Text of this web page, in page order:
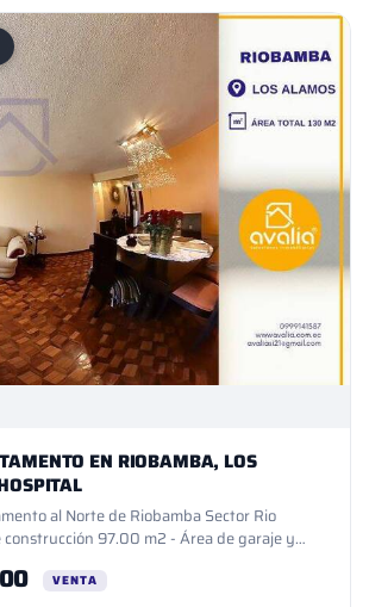
EN RIOBAMBA, LOS
al Norte de Riobamba Sector Rio
construcción 97.00 m2 - Área de garaje y
pisos de parquet lacado - Cocina con
VENTA